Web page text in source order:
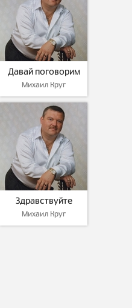
Давай поговорим
Михаил Круг
Здравствуйте
Михаил Круг